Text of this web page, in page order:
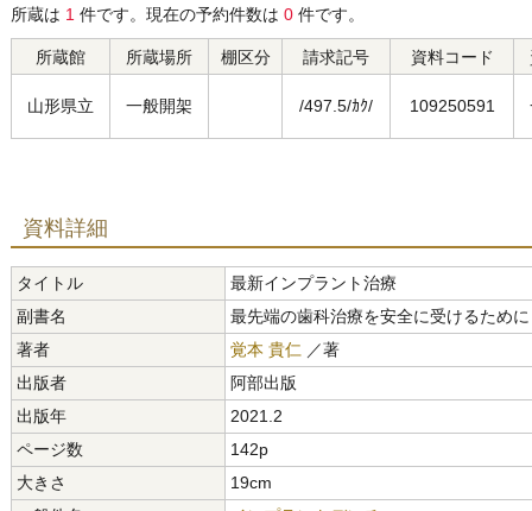
所蔵は 1 件です。現在の予約件数は 0 件です。
所蔵館 所蔵場所 棚区分 請求記号 資料コード
山形県立 一般開架 /497.5/ｶｸ/ 109250591
資料詳細
タイトル
最新インプラント治療
副書名
最先端の歯科治療を安全に受けるために
著者
覚本 貴仁 ／著
出版者
阿部出版
出版年
2021.2
ページ数
142p
大きさ
19cm